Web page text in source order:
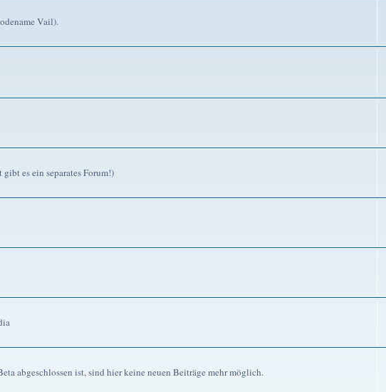
Vail).
es ein separates Forum!)
abgeschlossen ist, sind hier keine neuen Beiträge mehr möglich.